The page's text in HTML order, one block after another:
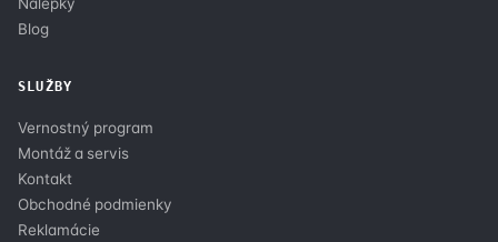
Blog
SLUŽBY
Vernostný program
Montáž a servis
Kontakt
Obchodné podmienky
Reklamácie